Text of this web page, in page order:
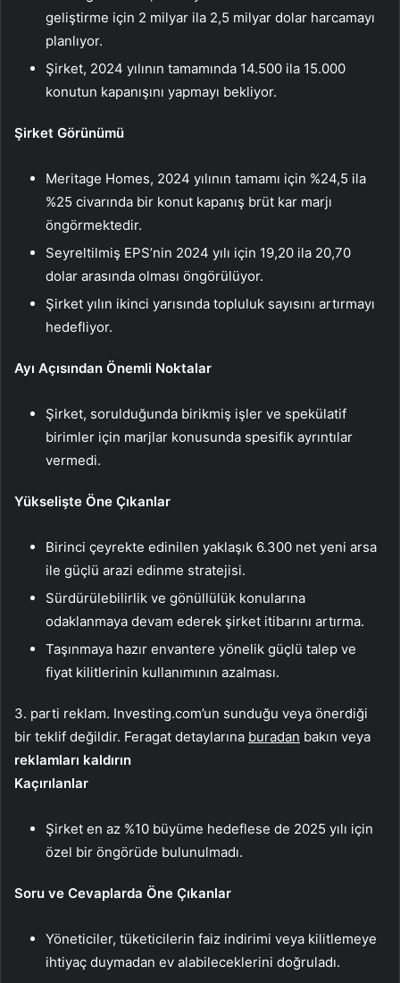
geliştirme için 2 milyar ila 2,5 milyar dolar harcamayı
planlıyor.
Şirket, 2024 yılının tamamında 14.500 ila 15.000
konutun kapanışını yapmayı bekliyor.
Şirket Görünümü
Meritage Homes, 2024 yılının tamamı için %24,5 ila
%25 civarında bir konut kapanış brüt kar marjı
öngörmektedir.
Seyreltilmiş EPS’nin 2024 yılı için 19,20 ila 20,70
dolar arasında olması öngörülüyor.
Şirket yılın ikinci yarısında topluluk sayısını artırmayı
hedefliyor.
Ayı Açısından Önemli Noktalar
Şirket, sorulduğunda birikmiş işler ve spekülatif
birimler için marjlar konusunda spesifik ayrıntılar
vermedi.
Yükselişte Öne Çıkanlar
Birinci çeyrekte edinilen yaklaşık 6.300 net yeni arsa
ile güçlü arazi edinme stratejisi.
Sürdürülebilirlik ve gönüllülük konularına
odaklanmaya devam ederek şirket itibarını artırma.
Taşınmaya hazır envantere yönelik güçlü talep ve
fiyat kilitlerinin kullanımının azalması.
3. parti reklam. Investing.com’un sunduğu veya önerdiği
bir teklif değildir. Feragat detaylarına buradan bakın veya
reklamları kaldırın
Kaçırılanlar
Şirket en az %10 büyüme hedeflese de 2025 yılı için
özel bir öngörüde bulunulmadı.
Soru ve Cevaplarda Öne Çıkanlar
Yöneticiler, tüketicilerin faiz indirimi veya kilitlemeye
ihtiyaç duymadan ev alabileceklerini doğruladı.